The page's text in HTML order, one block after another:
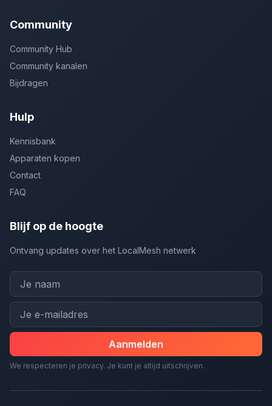
Community
Community Hub
Community kanalen
Bijdragen
Hulp
Kennisbank
Apparaten kopen
Contact
FAQ
Blijf op de hoogte
Ontvang updates over het LocalMesh netwerk
Aanmelden
We respecteren je privacy. Je kunt je altijd uitschrijven.